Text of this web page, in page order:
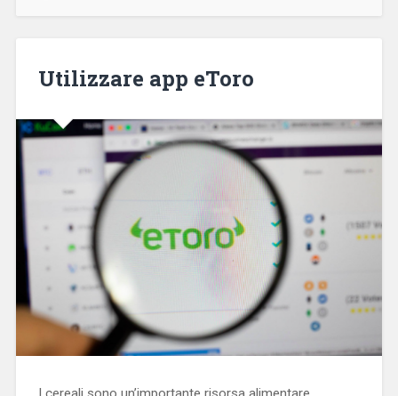
Utilizzare app eToro